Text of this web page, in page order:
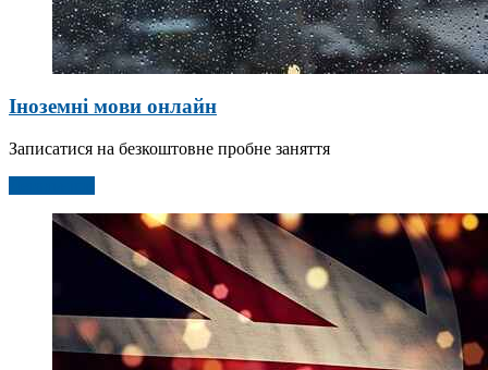
Іноземні мови онлайн
Записатися на безкоштовне пробне заняття